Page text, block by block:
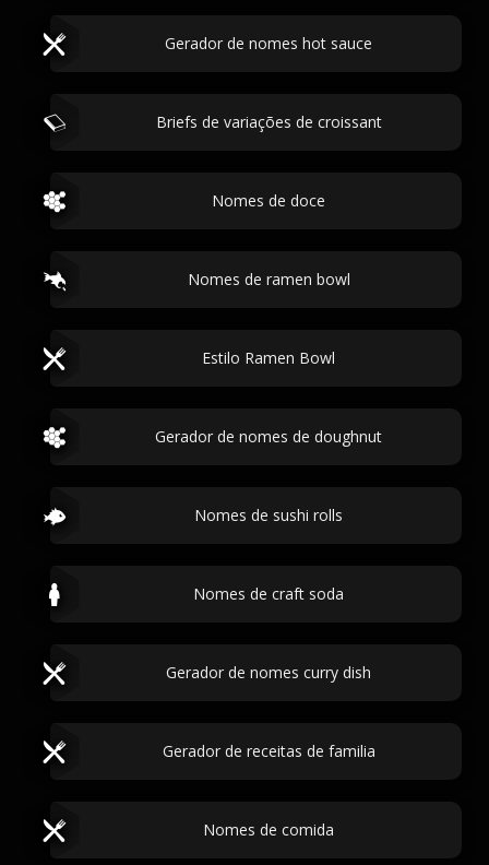
Gerador de nomes hot sauce
Briefs de variações de croissant
Nomes de doce
Nomes de ramen bowl
Estilo Ramen Bowl
Gerador de nomes de doughnut
Nomes de sushi rolls
Nomes de craft soda
Gerador de nomes curry dish
Gerador de receitas de familia
Nomes de comida